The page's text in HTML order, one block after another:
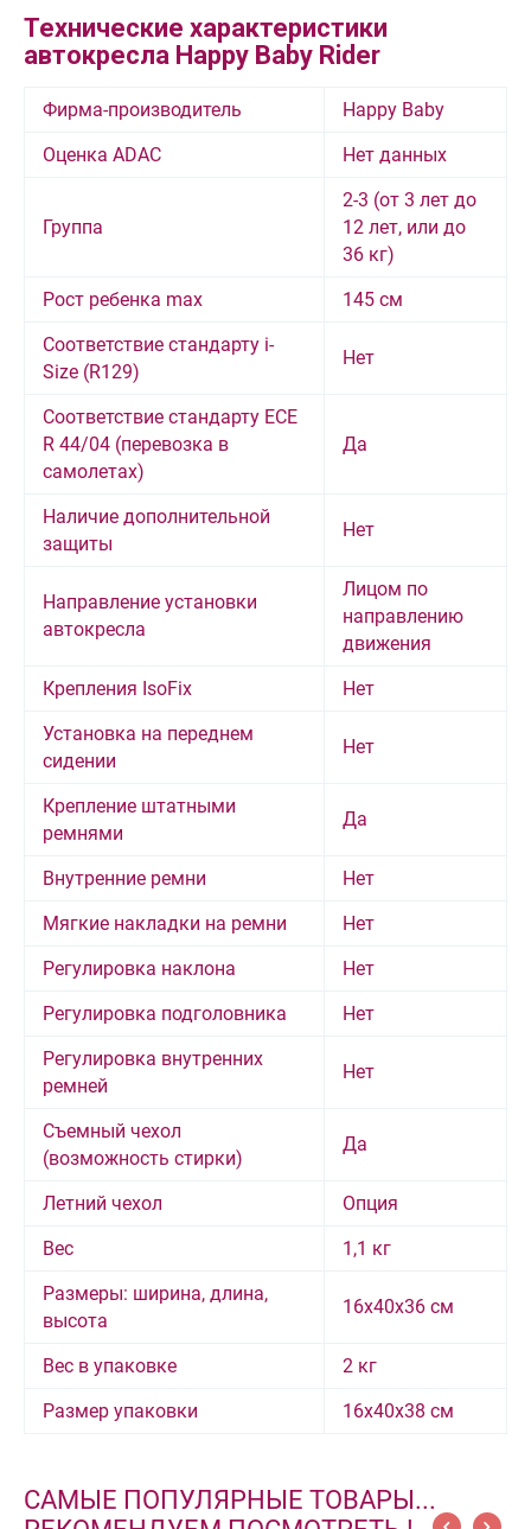
Технические характеристики
автокресла Happy Baby Rider
Фирма-производитель
Happy Baby
Оценка ADAC
Нет данных
Группа
2-3 (от 3 лет до
12 лет, или до
36 кг)
Рост ребенка max
145 см
Соответствие стандарту i-
Size (R129)
Нет
Соответствие стандарту ECE
R 44/04 (перевозка в
самолетах)
Да
Наличие дополнительной
защиты
Нет
Направление установки
автокресла
Лицом по
направлению
движения
Крепления IsoFix
Нет
Установка на переднем
сидении
Нет
Крепление штатными
ремнями
Да
Внутренние ремни
Нет
Мягкие накладки на ремни
Нет
Регулировка наклона
Нет
Регулировка подголовника
Нет
Регулировка внутренних
ремней
Нет
Съемный чехол
(возможность стирки)
Да
Летний чехол
Опция
Вес
1,1 кг
Размеры: ширина, длина,
высота
16х40х36 см
Вес в упаковке
2 кг
Размер упаковки
16х40х38 см
САМЫЕ ПОПУЛЯРНЫЕ ТОВАРЫ...